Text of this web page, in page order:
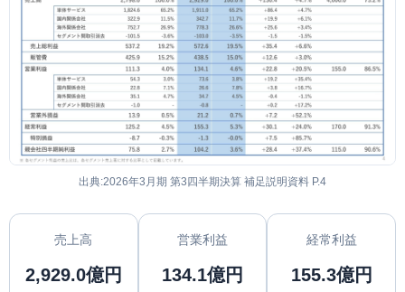
出典:2026年3月期 第3四半期決算 補足説明資料 P.4
売上高
2,929.0億円
営業利益
134.1億円
経常利益
155.3億円